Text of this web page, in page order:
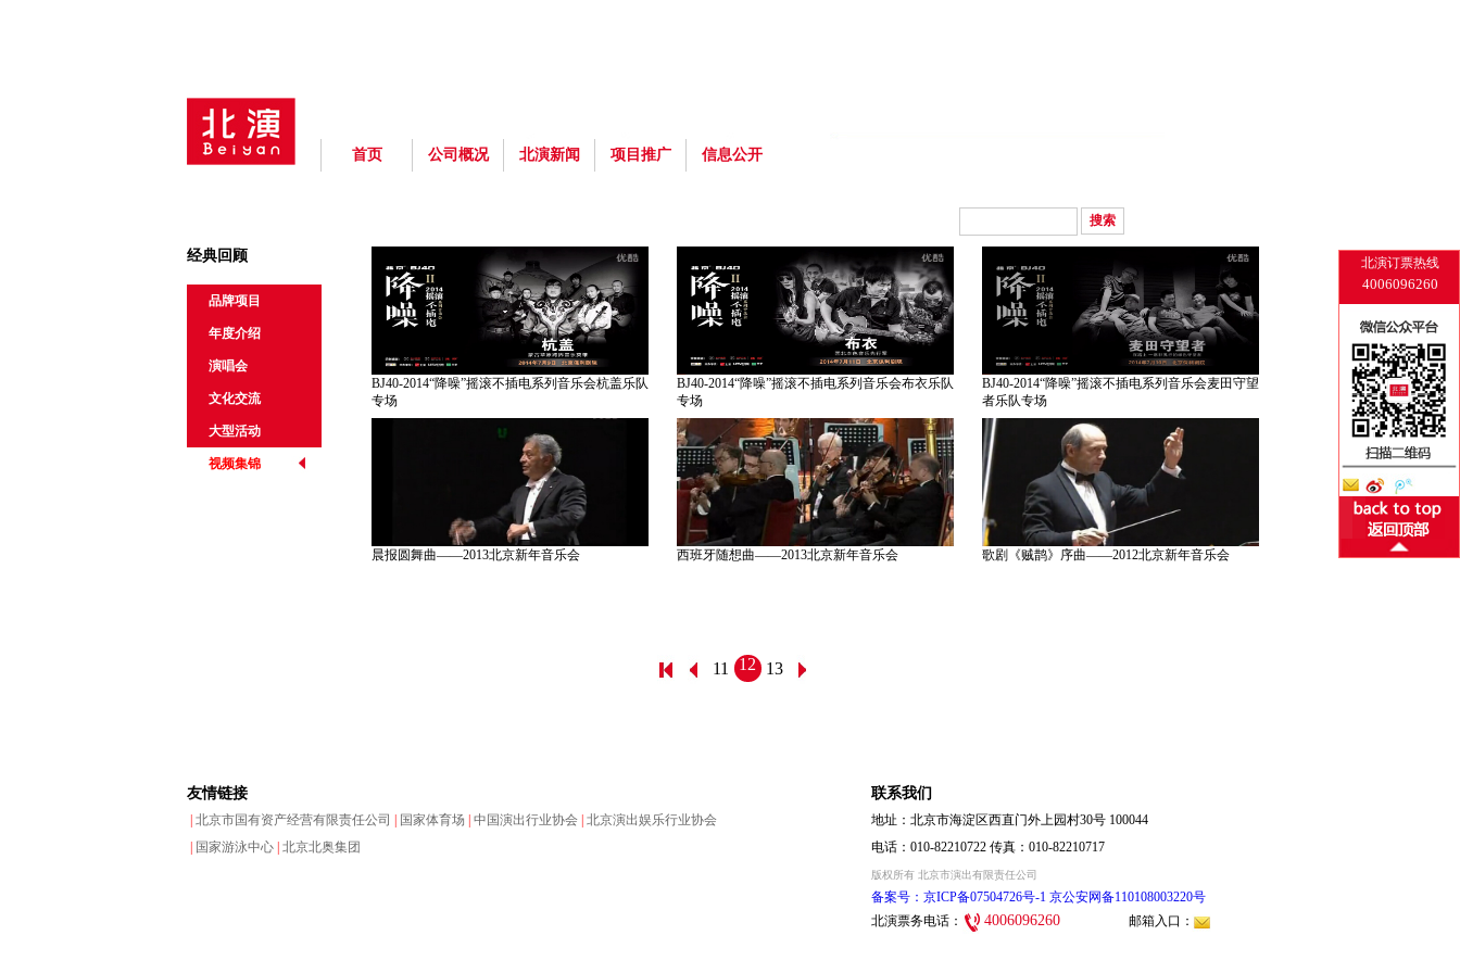
首页 公司概况 北演新闻 项目推广 信息公开
经典回顾
品牌项目
年度介绍
演唱会
文化交流
大型活动
视频集锦
BJ40-2014“降噪”摇滚不插电系列音乐会杭盖乐队
专场
BJ40-2014“降噪”摇滚不插电系列音乐会布衣乐队
专场
BJ40-2014“降噪”摇滚不插电系列音乐会麦田守望
者乐队专场
晨报圆舞曲——2013北京新年音乐会 西班牙随想曲——2013北京新年音乐会 歌剧《贼鹊》序曲——2012北京新年音乐会
11 12 13
友情链接
北京市国有资产经营有限责任公司 国家体育场 中国演出行业协会 北京演出娱乐行业协会
国家游泳中心 北京北奥集团
联系我们
地址：北京市海淀区西直门外上园村30号 100044
电话：010-82210722 传真：010-82210717
版权所有 北京市演出有限责任公司
备案号：京ICP备07504726号-1 京公安网备110108003220号
北演票务电话：
4006096260 邮箱入口：
北演订票热线
4006096260